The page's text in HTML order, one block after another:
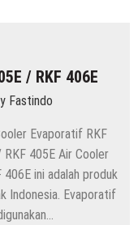
/ WA : |
| 0812-
/ RKF 406E
Fastindo
Evaporatif RKF
405E Air Cooler
ini adalah produk
Indonesia. Evaporatif